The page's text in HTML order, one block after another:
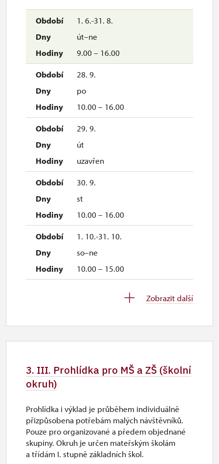
pá
10.00 – 15.00
ne
10.00 – 15.00
uzavřen
2027
uzavřen
1. 6.-31. 8.
út–ne
9.00 – 16.00
28. 9.
po
10.00 – 16.00
29. 9.
út
uzavřen
30. 9.
st
10.00 – 16.00
1. 10.-31. 10.
so–ne
10.00 – 15.00
27. 10.
10.00 – 15.00
st
10.00 – 15.00
29. 10.
Zobrazit další
3. III. Prohlídka pro MŠ a ZŠ (školní
okruh)
Prohlídka i výklad je průběhem individuálně
přizpůsobena potřebám malých návštěvníků.
Pouze pro organizované a předem objednané
skupiny. Okruh je určen mateřským školám
a třídám I. stupně základních škol.